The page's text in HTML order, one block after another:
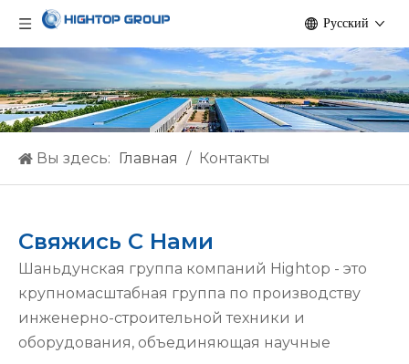
Pусский
Вы здесь: Главная / Контакты
Свяжись С Нами
Шаньдунская группа компаний Hightop - это
крупномасштабная группа по производству
инженерно-строительной техники и
оборудования, объединяющая научные